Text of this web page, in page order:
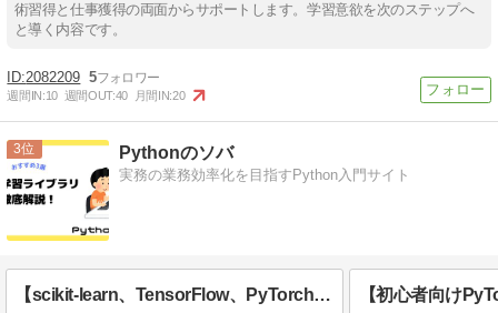
術習得と仕事獲得の両面からサポートします。学習意欲を次のステップへ
と導く内容です。
2082209 5
週間IN:10 週間OUT:40 月間IN:20
3 Pythonのソバ
実務の業務効率化を目指すPython入門サイト
【scikit-learn、TensorFlow、PyTorch】機械学習におすすめのPythonライブラリ3選！